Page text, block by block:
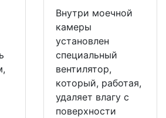
Внутри моечной
камеры
установлен
специальный
вентилятор,
который, работая,
удаляет влагу с
поверхности